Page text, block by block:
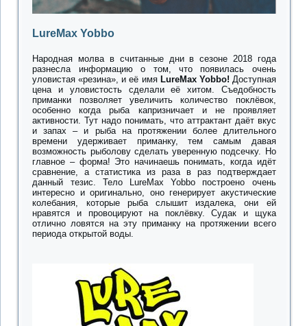
LureMax Yobbo
Народная молва в считанные дни в сезоне 2018 года
разнесла информацию о том, что появилась очень
уловистая «резина», и её имяLureMax Yobbo! Доступная
цена и уловистость сделали её хитом. Съедобность
приманки позволяет увеличить количество поклёвок,
особенно когда рыба капризничает и не проявляет
активности. Тут надо понимать, что аттрактант даёт вкус
и запах – и рыба на протяжении более длительного
времени удерживает приманку, тем самым давая
возможность рыболову сделать уверенную подсечку. Но
главное – форма! Это начинаешь понимать, когда идёт
сравнение, а статистика из раза в раз подтверждает
данный тезис. Тело LureMax Yobbo построено очень
интересно и оригинально, оно генерирует акустические
колебания, которые рыба слышит издалека, они ей
нравятся и провоцируют на поклёвку. Судак и щука
отлично ловятся на эту приманку на протяжении всего
периода открытой воды.